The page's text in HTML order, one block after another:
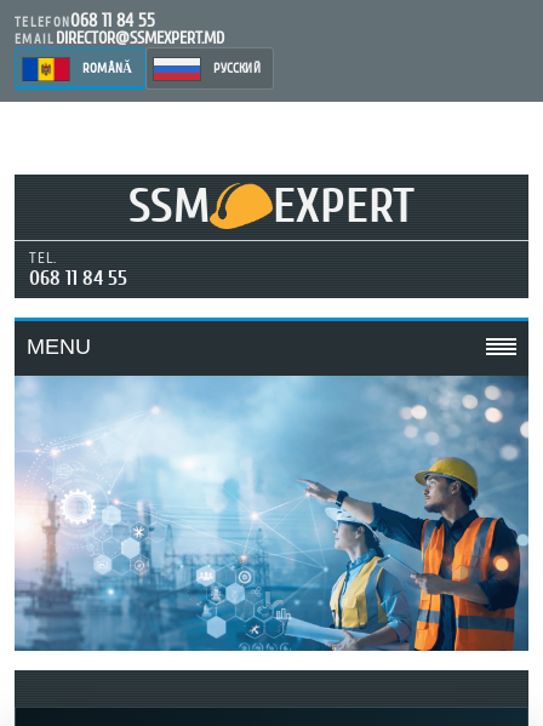
TELEFON068 11 84 55
EMAIL DIRECTOR@SSMEXPERT.MD
ROMÂNĂ РУССКИЙ
SSM EXPERT
TEL.
068 11 84 55
MENU